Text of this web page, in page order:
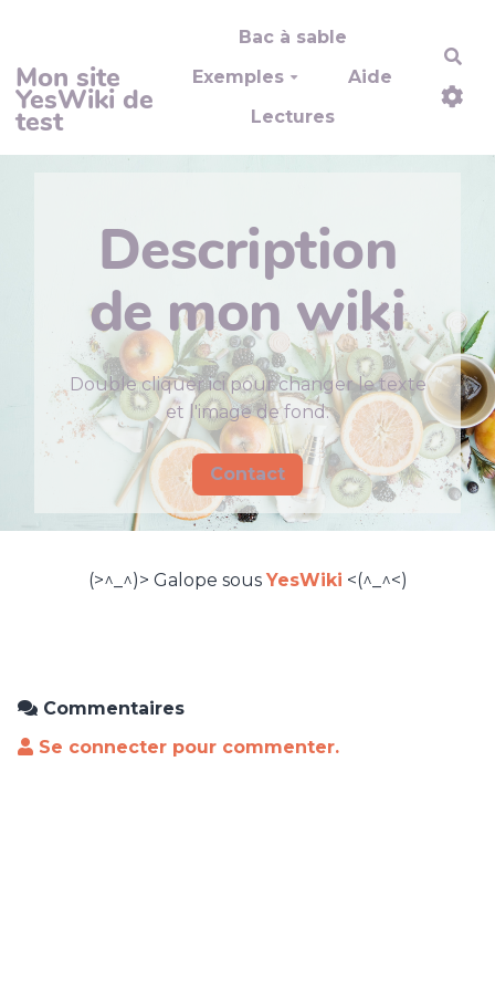
Aller au contenu principal
Mon site
YesWiki de
test
Bac à sable
Exemples
Aide
Lectures
Description
de mon wiki
Double cliquer ici pour changer le texte
et l'image de fond.
Contact
(>^_^)> Galope sous YesWiki <(^_^<)
Commentaires
Se connecter pour commenter.